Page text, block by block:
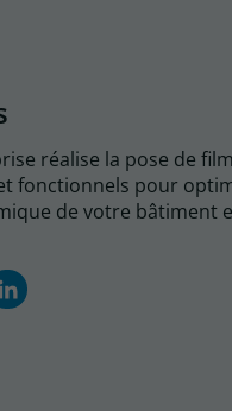
réalise la pose de
fonctionnels pour
de votre bâtiment